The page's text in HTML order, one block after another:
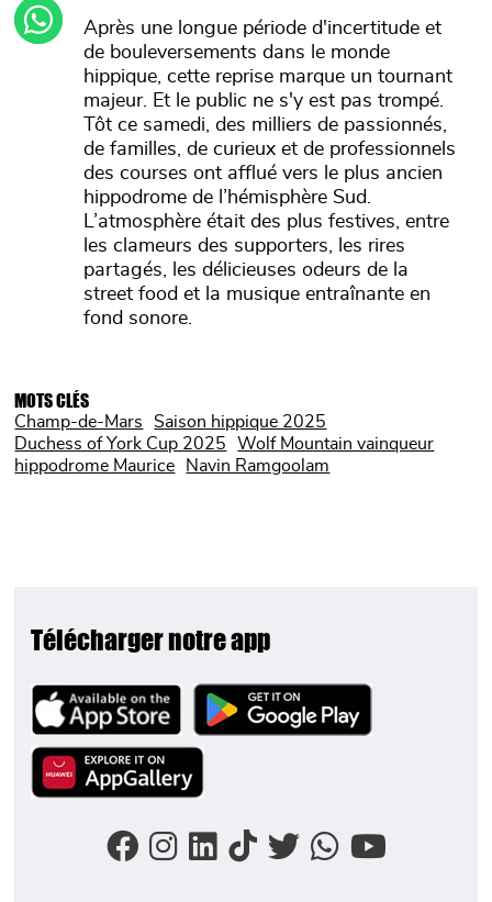
Après une longue période d'incertitude et
de bouleversements dans le monde
hippique, cette reprise marque un tournant
majeur. Et le public ne s'y est pas trompé.
Tôt ce samedi, des milliers de passionnés,
de familles, de curieux et de professionnels
des courses ont afflué vers le plus ancien
hippodrome de l’hémisphère Sud.
L’atmosphère était des plus festives, entre
les clameurs des supporters, les rires
partagés, les délicieuses odeurs de la
street food et la musique entraînante en
fond sonore.
MOTS CLÉS
Champ-de-Mars
Saison hippique 2025
Duchess of York Cup 2025
Wolf Mountain vainqueur
hippodrome Maurice
Navin Ramgoolam
Télécharger notre app
Image Image
Image